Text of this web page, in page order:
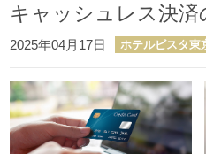
泊 室
お子様
人/室
キャッシュレス決済
2025年04月17日 ホテルビスタ東
公式サイト予約特典
ビスタグループホテル一覧
ニュース